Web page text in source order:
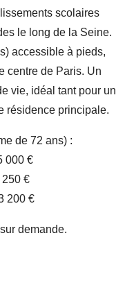
scolaires
le long de la Seine.
accessible à pieds,
centre de Paris. Un
vie, idéal tant pour un
résidence principale.
de 72 ans) :
000 €
250 €
200 €
demande.